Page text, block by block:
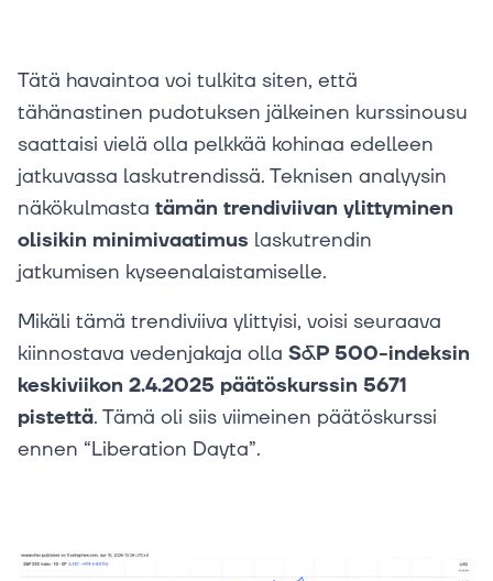
Tätä havaintoa voi tulkita siten, että
tähänastinen pudotuksen jälkeinen kurssinousu
saattaisi vielä olla pelkkää kohinaa edelleen
jatkuvassa laskutrendissä. Teknisen analyysin
näkökulmasta tämän trendiviivan ylittyminen
olisikin minimivaatimus laskutrendin
jatkumisen kyseenalaistamiselle.
Mikäli tämä trendiviiva ylittyisi, voisi seuraava
kiinnostava vedenjakaja olla S&P 500-indeksin
keskiviikon 2.4.2025 päätöskurssin 5671
pistettä. Tämä oli siis viimeinen päätöskurssi
ennen “Liberation Dayta”.